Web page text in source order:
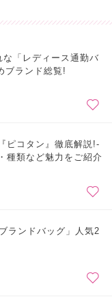
「レディース通勤バ
ブランド総覧!
ピコタン』徹底解説!-
種類など魅力をご紹介
ランドバッグ」人気2